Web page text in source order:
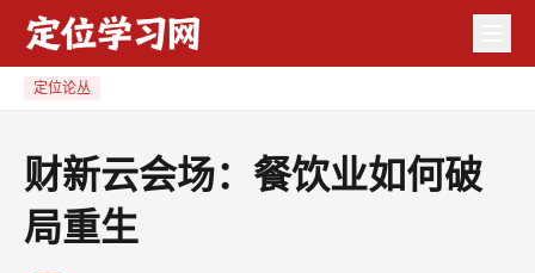
场：
定位论丛
财新云会场：餐饮业如何破
局重生